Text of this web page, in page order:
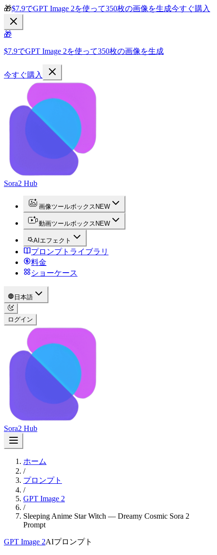
🎁$7.9でGPT Image 2を使って350枚の画像を生成今すぐ購入
🎁
$7.9でGPT Image 2を使って350枚の画像を生成
今すぐ購入
Sora2 Hub
画像ツールボックス NEW
動画ツールボックス NEW
AIエフェクト
プロンプトライブラリ
料金
ショーケース
日本語
ログイン
Sora2 Hub
ホーム
/
プロンプト
/
GPT Image 2
/
Sleeping Anime Star Witch — Dreamy Cosmic Sora 2
Prompt
GPT Image 2AIプロンプト